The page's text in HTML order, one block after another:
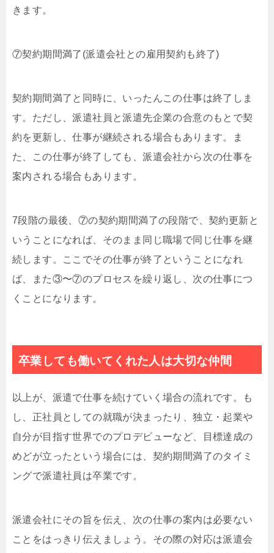
きます。
⑦契約期間満了(派遣会社との雇用契約も終了)
契約期間満了と同時に、いったんこの仕事は終了しま
す。ただし、派遣社員と派遣先企業の合意のもとで契
約を更新し、仕事が継続される場合もあります。ま
た、この仕事が終了しても、派遣会社から次の仕事を
案内される場合もあります。
7段階の最後、⑦の契約期間満了の段階で、契約更新と
いうことになれば、そのまま同じ職場で同じ仕事を継
続します。ここでその仕事が終了ということになれ
ば、また③〜⑦のプロセスを繰り返し、次の仕事につ
くことになります。
卒業しても働いてくれた人は大切な仲間
以上が、派遣で仕事を続けていく場合の流れです。も
し、正社員としての就職が決まったり、独立・起業や
自分が目指す世界でのプロデビューなど、目標達成の
めどが立ったという場合には、契約期間満了のタイミ
ングで派遣社員は卒業です。
派遣会社にその旨を伝え、次の仕事の案内は必要ない
ことをはっきり伝えましょう。その際の対応は派遣会